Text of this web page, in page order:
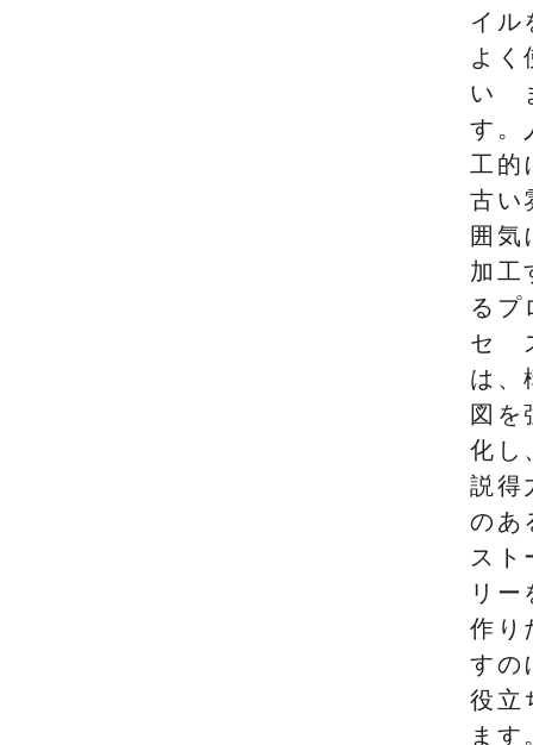
イル
よく
い
す。
工的
古い
囲気
加工
るプ
セ
は、
図を
化し
説得
のあ
スト
リー
作り
すの
役立
ます